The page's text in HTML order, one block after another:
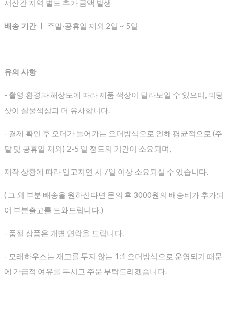
서산간 지역 별도 추가 금액 발생
배송 기간 ㅣ 주말·공휴일 제외 2일 ~ 5일
유의 사항
- 촬영 환경과 해상도에 따라 제품 색상이 달라보일 수 있으며, 피팅
샷이 실물색상과 더 유사합니다.
- 결제 확인 후 오더가 들어가는 오더방식으로 인해 평균적으로 (주
말 및 공휴일 제외) 2-5 일 정도의 기간이 소요되며,
제작 상황에 따라 입고지연 시 7일 이상 소요되실 수 있습니다.
( 그 외 부분 배송을 원하신다면 문의 후 3000원의 배송비가 추가되
어 부분출고를 도와드립니다.)
- 품절 상품은 개별 연락을 드립니다.
- 모래하우스는 재고를 두지 않는 1:1 오더방식으로 운영되기 때문
에 가급적 여유를 두시고 주문 부탁드리겠습니다.